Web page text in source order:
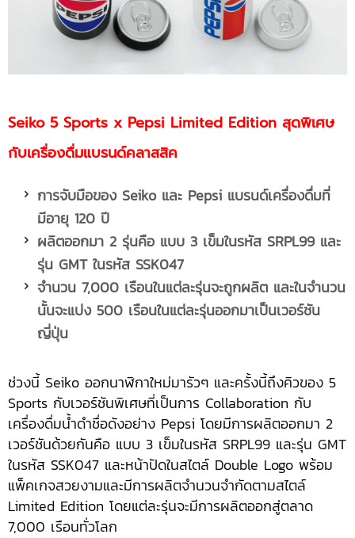
Seiko 5 Sports x Pepsi Limited Edition สุดพิเศษ
กับเครื่องดื่มแบรนด์คลาสสิค
การจับมือของ Seiko และ Pepsi แบรนด์เครื่องดื่มที่
มีอายุ 120 ปี
ผลิตออกมา 2 รุ่นคือ แบบ 3 เข็มในรหัส SRPL99 และ
รุ่น GMT ในรหัส SSK047
จำนวน 7,000 เรือนในแต่ละรุ่นจะถูกผลิต และในจำนวน
นั้นจะแบ่ง 500 เรือนในแต่ละรุ่นออกมาเป็นเวอร์ชัน
ญี่ปุ่น
ช่วงนี้ Seiko ออกนาฬิกาใหม่มารัวๆ และครั้งนี้ถึงคิวของ 5
Sports กับเวอร์ชันพิเศษที่เป็นการ Collaboration กับ
เครื่องดื่มน้ำดำชื่อดังอย่าง Pepsi โดยมีการผลิตออกมา 2
เวอร์ชันด้วยกันคือ แบบ 3 เข็มในรหัส SRPL99 และรุ่น GMT
ในรหัส SSK047 และหน้าปัดในสไตล์ Double Logo พร้อม
แพ็คเกจสวยงามและมีการผลิตจำนวนจำกัดตามสไตล์
Limited Edition โดยแต่ละรุ่นจะมีการผลิตออกสู่ตลาด
7,000 เรือนทั่วโลก